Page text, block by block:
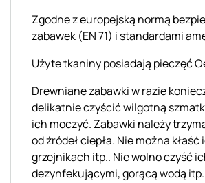
Zgodne z europejską normą
zabawek (EN 71) i standardami
Użyte tkaniny posiadają pieczęć
Drewniane zabawki w razie
delikatnie czyścić wilgotną
ich moczyć. Zabawki należy
odźródełciepła. Nie można kłaść
grzejnikach itp.. Niewolno czyść
dezynfekującymi, gorącą wodą